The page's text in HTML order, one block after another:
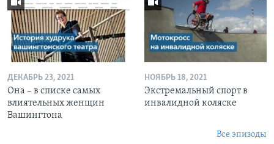
ДЕКАБРЬ 23, 2021
Она – в списке самых
влиятельных женщин
Вашингтона
НОЯБРЬ 18, 2021
Экстремальный спорт в
инвалидной коляске
Все эпизоды